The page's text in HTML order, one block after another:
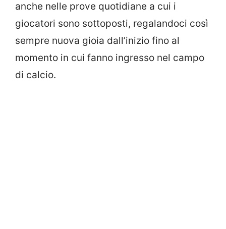
anche nelle prove quotidiane a cui i
giocatori sono sottoposti, regalandoci così
sempre nuova gioia dall’inizio fino al
momento in cui fanno ingresso nel campo
di calcio.